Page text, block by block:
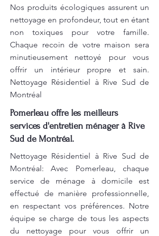
Nos produits écologiques assurent un
nettoyage en profondeur, tout en étant
non toxiques pour votre famille.
Chaque recoin de votre maison sera
minutieusement nettoyé pour vous
offrir un intérieur propre et sain.
Nettoyage Résidentiel à Rive Sud de
Montréal
Pomerleau offre les meilleurs
services d'entretien ménager à Rive
Sud de Montréal.
Nettoyage Résidentiel à Rive Sud de
Montréal: Avec Pomerleau, chaque
service de ménage à domicile est
effectué de manière professionnelle,
en respectant vos préférences. Notre
équipe se charge de tous les aspects
du nettoyage pour vous offrir un